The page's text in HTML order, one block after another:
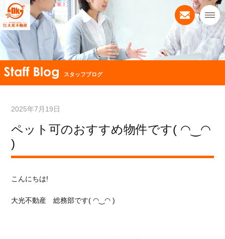
スタッフブログ
2025年7月19日
ペット可のおすすめ物件です( ◠‿◠
)
こんにちは!
大光不動産 総務部です( ◠‿◠ )